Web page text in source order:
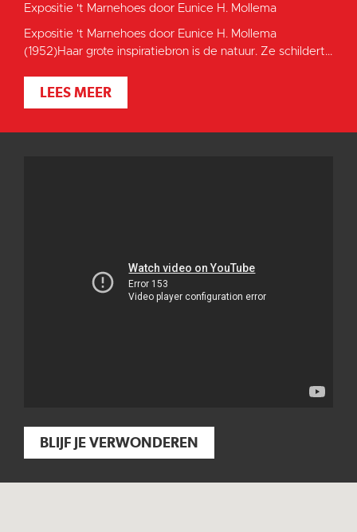
Expositie 't Marnehoes door Eunice H. Mollema
Expositie 't Marnehoes door Eunice H. Mollema
(1952)Haar grote inspiratiebron is de natuur. Ze schildert...
LEES MEER
BLIJF JE VERWONDEREN